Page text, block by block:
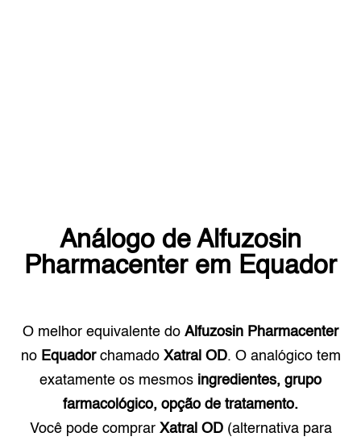
Análogo de Alfuzosin
Pharmacenterem Equador
O melhor equivalente do Alfuzosin Pharmacenter
no Equadorchamado Xatral OD. O analógico tem
exatamente os mesmos ingredientes, grupo
farmacológico, opção de tratamento.
Você pode comprar Xatral OD(alternativa para